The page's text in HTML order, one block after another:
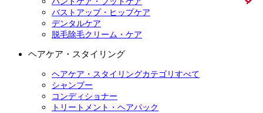
バストアップ・ヒップケア
デンタルケア
脱毛除毛クリーム・ケア
ヘアケア・スタイリング
ヘアケア・スタイリングカテゴリすべて
シャンプー
コンディショナー
トリートメント・ヘアパック